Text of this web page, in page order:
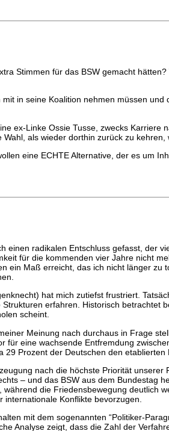
Stimmen für das BSW gemacht
in seine Koalition nehmen müssen
ex-Linke Ossie Tusse, zwecks
als wieder dorthin zurück zu
eine ECHTE Alternative, der es um
einen radikalen Entschluss gefasst, der
für die kommenden vier Jahre nicht
ein Maß erreicht, das ich nicht länger
hat mich zutiefst frustriert.
erfahren. Historisch betrachtet
scheint.
Meinung nach durchaus in Frage
für eine wachsende Entfremdung
Prozent der Deutschen den
nach die höchste Priorität
– und das BSW aus dem Bundestag
die Friedensbewegung deutlich
Konflikte bevorzugen.
mit dem sogenannten “Politiker-
Analyse zeigt, dass die Zahl der